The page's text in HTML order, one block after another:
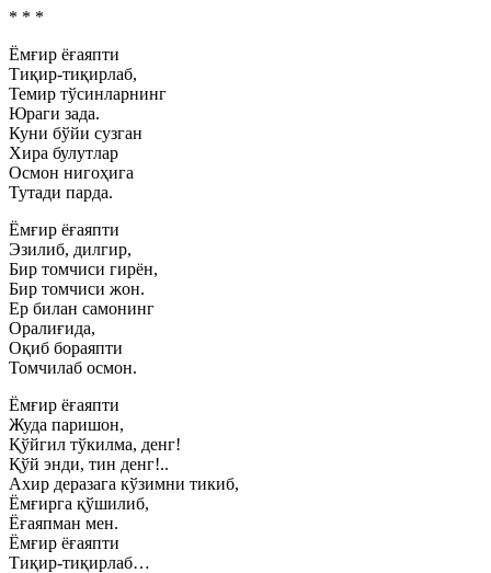
* * *
Ёмғир ёғаяпти
Тиқир-тиқирлаб,
Темир тўсинларнинг
Юраги зада.
Куни бўйи сузган
Хира булутлар
Осмон нигоҳига
Тутади парда.
Ёмғир ёғаяпти
Эзилиб, дилгир,
Бир томчиси гирён,
Бир томчиси жон.
Ер билан самонинг
Оралиғида,
Оқиб бораяпти
Томчилаб осмон.
Ёмғир ёғаяпти
Жуда паришон,
Қўйгил тўкилма, денг!
Қўй энди, тин денг!..
Ахир деразага кўзимни тикиб,
Ёмғирга қўшилиб,
Ёғаяпман мен.
Ёмғир ёғаяпти
Тиқир-тиқирлаб…